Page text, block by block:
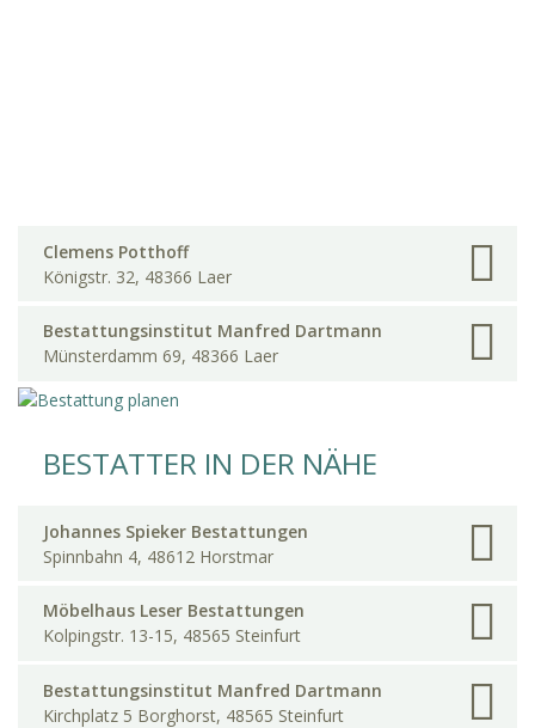
Clemens Potthoff
Königstr. 32, 48366 Laer
Bestattungsinstitut Manfred Dartmann
Münsterdamm 69, 48366 Laer
BESTATTER IN DER NÄHE
Johannes Spieker Bestattungen
Spinnbahn 4, 48612 Horstmar
Möbelhaus Leser Bestattungen
Kolpingstr. 13-15, 48565 Steinfurt
Bestattungsinstitut Manfred Dartmann
Kirchplatz 5 Borghorst, 48565 Steinfurt